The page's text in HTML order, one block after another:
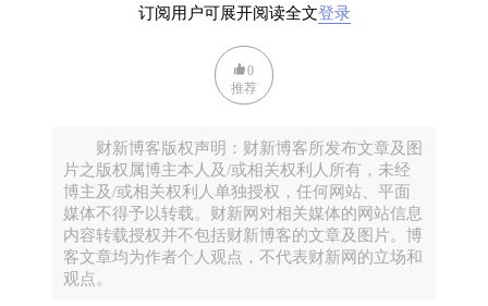
在谈我们的发心之前，我想有必要先介绍一下达沃斯
的这些青年领袖们（YGL），这能帮助大家更好地理
解在这个群体中的爸爸们。
首先，很多人对能去达沃斯开会的人估计有刻板印
象，比如他们是世界上最有钱、有权的一帮人，都坐
着自己的私人飞机，在房间里面抽着雪茄，然后就决
定了世界上几百几千万人的命运。
订阅用户可展开阅读全文登录
0
推荐
财新博客版权声明：财新博客所发布文章及图
片之版权属博主本人及/或相关权利人所有，未经
博主及/或相关权利人单独授权，任何网站、平面
媒体不得予以转载。财新网对相关媒体的网站信息
内容转载授权并不包括财新博客的文章及图片。博
客文章均为作者个人观点，不代表财新网的立场和
观点。